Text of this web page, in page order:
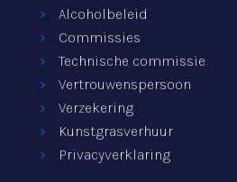
Alcoholbeleid
Commissies
Technische commissie
Vertrouwenspersoon
Verzekering
Kunstgrasverhuur
Privacyverklaring